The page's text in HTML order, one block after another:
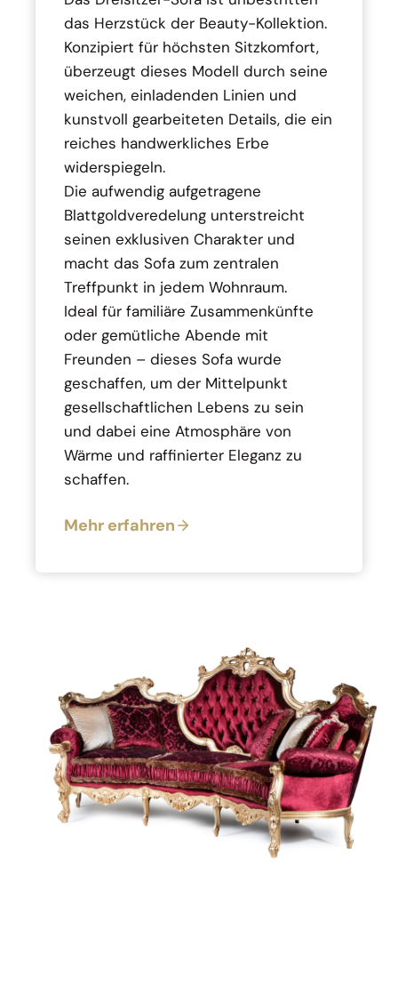
das Herzstück der Beauty-Kollektion.
Konzipiert für höchsten Sitzkomfort,
überzeugt dieses Modell durch seine
weichen, einladenden Linien und
kunstvoll gearbeiteten Details, die ein
reiches handwerkliches Erbe
widerspiegeln.
Die aufwendig aufgetragene
Blattgoldveredelung unterstreicht
seinen exklusiven Charakter und
macht das Sofa zum zentralen
Treffpunkt in jedem Wohnraum.
Ideal für familiäre Zusammenkünfte
oder gemütliche Abende mit
Freunden – dieses Sofa wurde
geschaffen, um der Mittelpunkt
gesellschaftlichen Lebens zu sein
und dabei eine Atmosphäre von
Wärme und raffinierter Eleganz zu
schaffen.
Mehr erfahren